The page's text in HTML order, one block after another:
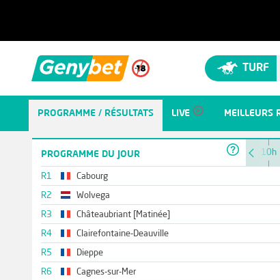
TURF
PROGRAMME / RÉSULTATS LIVE MEILLEURS
PROGRAMME DU JOUR
R1 Cabourg
R2 Wolvega
R3 Châteaubriant [Matinée]
R4 Clairefontaine-Deauville
R5 Dieppe
R6 Cagnes-sur-Mer
10h